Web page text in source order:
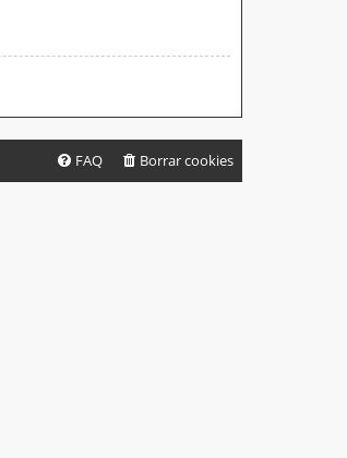
Borrar cookies
FAQ